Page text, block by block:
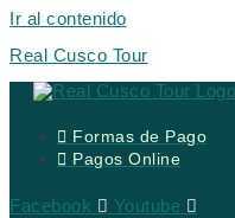
Ir al contenido
Real Cusco Tour
Formas de Pago
Pagos Online
Facebook
Youtube